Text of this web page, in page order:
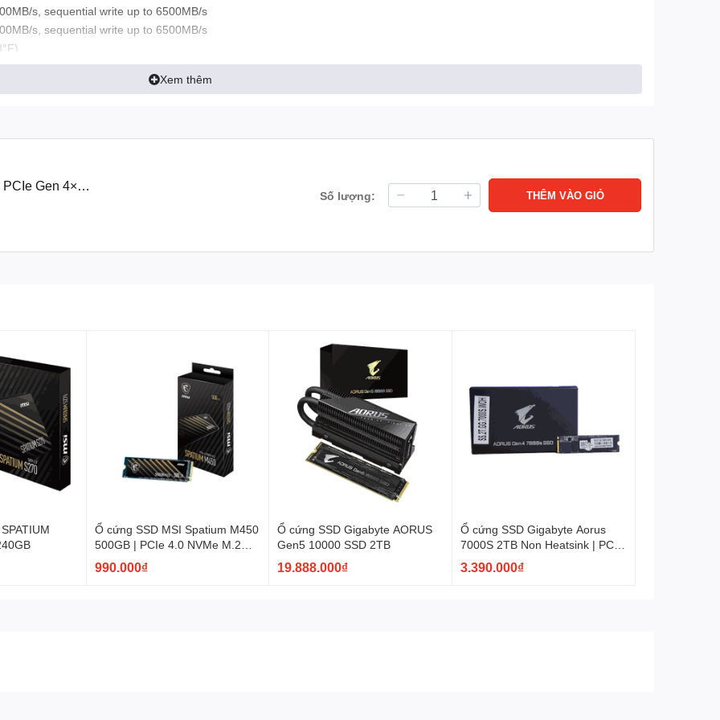
s, sequential write up to 6500MB/s
s, sequential write up to 6500MB/s
Sine Wave
Xem thêm
Gen 4×4
Số lượng: THÊM VÀO GIỎ
Ổ cứng SSD MSI Spatium M450
500GB | PCIe 4.0 NVMe M.2
PCI Express 4.0
990.000₫
Ổ cứng SSD Gigabyte AORUS
Gen5 10000 SSD 2TB
19.888.000₫
Ổ cứng SSD Gigabyte Aorus
7000S 2TB Non Heatsink | PCIe
Gen4, M.2 NVMe (GP-
AG70S2TB)
3.390.000₫